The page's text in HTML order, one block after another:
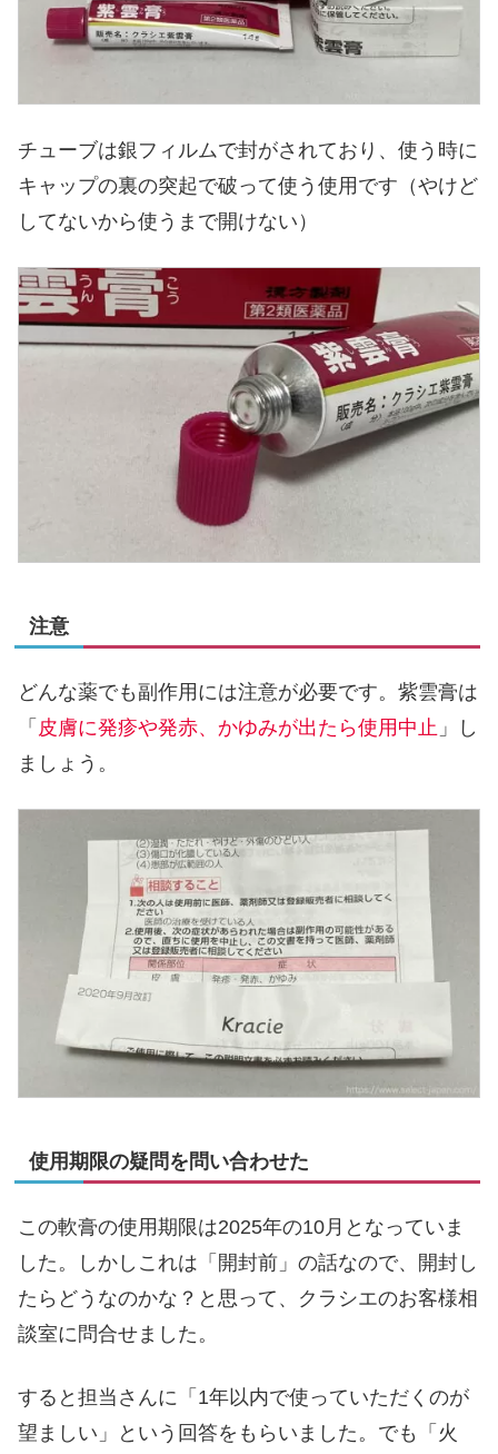
チューブは銀フィルムで封がされており、使う時に
キャップの裏の突起で破って使う使用です（やけど
してないから使うまで開けない）
注意
どんな薬でも副作用には注意が必要です。紫雲膏は
「 皮膚に発疹や発赤、かゆみが出たら使用中止 」し
ましょう。
使用期限の疑問を問い合わせた
この軟膏の使用期限は2025年の10月となっていま
した。しかしこれは「開封前」の話なので、開封し
たらどうなのかな？と思って、クラシエのお客様相
談室に問合せました。
すると担当さんに「1年以内で使っていただくのが
望ましい」という回答をもらいました。でも「火